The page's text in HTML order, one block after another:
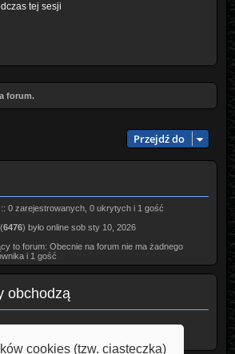
cookies (tzw. ciasteczka)
tej sesji
forum.
Przejdź do
0 zarejestrowanych, 0 ukrytych i 1 gość
6476) było online sob sty 10, 2026
to forum: Obecnie na forum nie ma żadnego
i 1 gość
obchodzą